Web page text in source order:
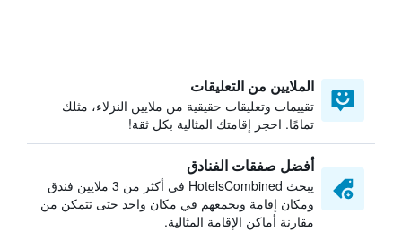
الملايين من التعليقات
تقييمات وتعليقات حقيقية من ملايين النزلاء، مثلك
تمامًا. احجز إقامتك المثالية بكل ثقة!
أفضل صفقات الفنادق
يبحث HotelsCombined في أكثر من 3 ملايين فندق
ومكان إقامة ويجمعهم في مكان واحد حتى تتمكن من
مقارنة أماكن الإقامة المثالية.